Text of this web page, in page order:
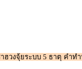
วงจุ้ยระบบ 5 ธาตุ คำท